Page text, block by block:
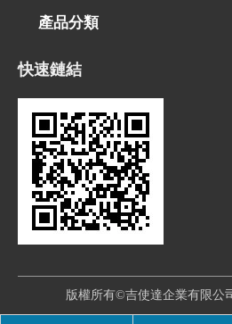
產品分類
快速鏈結
版權所有©吉使達企業有限公